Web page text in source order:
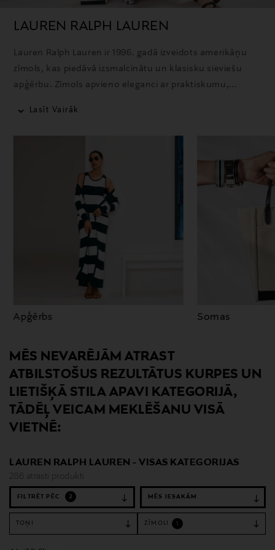
LAUREN RALPH LAUREN
Lauren Ralph Lauren ir 1996. gadā izveidots amerikāņu
zīmols, kas piedāvā izsmalcinātu un klasisku sieviešu
apģērbu. Zīmols apvieno eleganci ar praktiskumu,
Lasīt Vairāk
Apģērbs Somas
MĒS NEVARĒJĀM ATRAST
ATBILSTOŠUS REZULTĀTUS KURPES UN
LIETIŠĶĀ STILA APAVI KATEGORIJĀ,
TĀDĒĻ VEICAM MEKLĒŠANU VISĀ
VIETNĒ:
LAUREN RALPH LAUREN - VISAS KATEGORIJAS
286 atrasti produkti
FILTRĒT PĒC 2
TOŅI ZĪMOLI